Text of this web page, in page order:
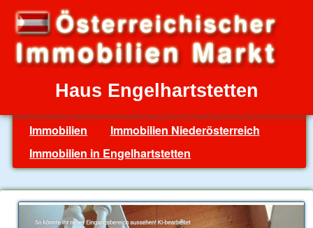
Haus Engelhartstetten
Immobilien
Immobilien Niederösterreich
Immobilien in Engelhartstetten